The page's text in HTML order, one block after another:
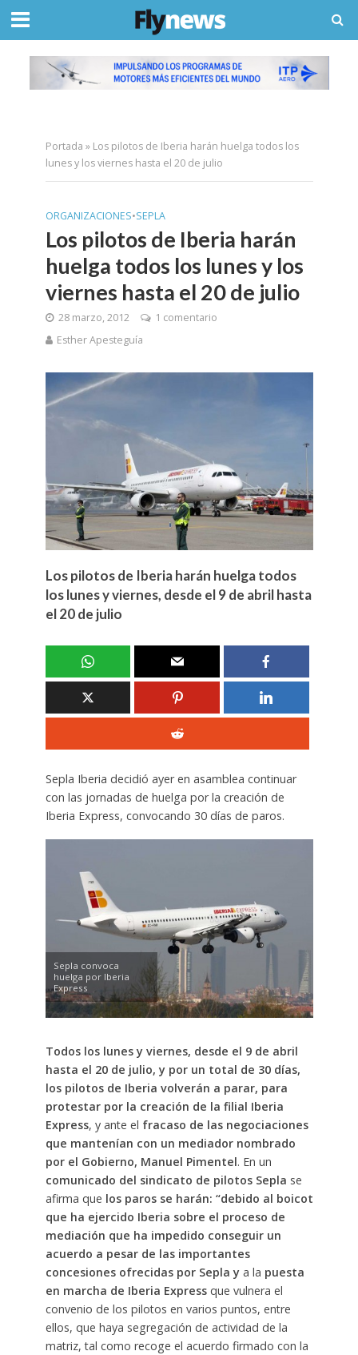
Portada » Los pilotos de Iberia harán huelga todos los
lunes y los viernes hasta el 20 de julio
ORGANIZACIONES•SEPLA
Los pilotos de Iberia harán
huelga todos los lunes y los
viernes hasta el 20 de julio
28 marzo, 2012
1 comentario
Esther Apesteguía
Los pilotos de Iberia harán huelga todos
los lunes y viernes, desde el 9 de abril hasta
el 20 de julio
Sepla Iberia decidió ayer en asamblea continuar
con las jornadas de huelga por la creación de
Iberia Express, convocando 30 días de paros.
Sepla convoca
huelga por Iberia
Express
Todos los lunes y viernes, desde el 9 de abril
hasta el 20 de julio, y por un total de 30 días,
los pilotos de Iberia volverán a parar, para
protestar por la creación de la filial Iberia
Express, y ante el fracaso de las negociaciones
que mantenían con un mediador nombrado
por el Gobierno, Manuel Pimentel. En un
comunicado del sindicato de pilotos Sepla se
afirma que los paros se harán: “debido al boicot
que ha ejercido Iberia sobre el proceso de
mediación que ha impedido conseguir un
acuerdo a pesar de las importantes
concesiones ofrecidas por Sepla ya la puesta
en marcha de Iberia Expressque vulnera el
convenio de los pilotos en varios puntos, entre
ellos, que haya segregación de actividad de la
matriz, tal como recoge el acuerdo firmado con la